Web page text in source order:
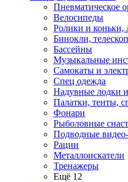
Пневматическое
Велосипеды
Ролики и коньки,
Бинокли,
Бассейны
Музыкальные
Самокаты и
Спец одежда
Надувные лодки
Палатки, тенты,
Фонари
Рыболовные
Подводные
Рации
Металлоискатели
Тренажеры
Ещё 12